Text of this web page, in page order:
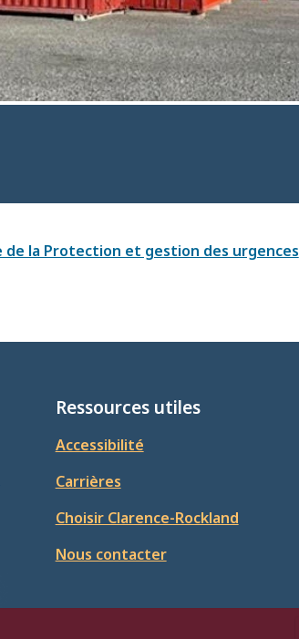
de la Protection et gestion des urgences
Ressources utiles
Accessibilité
Carrières
Choisir Clarence-Rockland
Nous contacter